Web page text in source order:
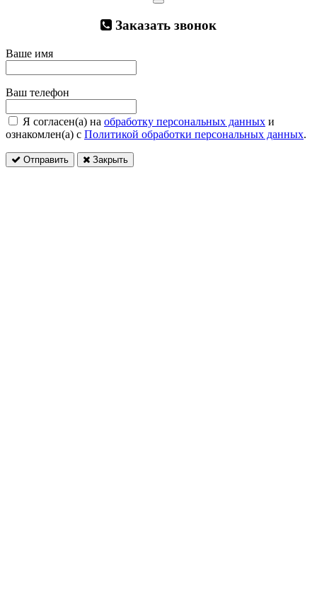
Заказать звонок
Ваше имя
Ваш телефон
Я согласен(а) на обработку персональных данных и
ознакомлен(а) с Политикой обработки персональных данных.
Отправить Закрыть